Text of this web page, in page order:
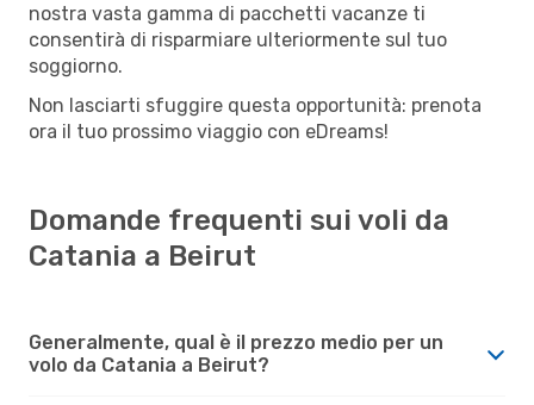
nostra vasta gamma di pacchetti vacanze ti
consentirà di risparmiare ulteriormente sul tuo
soggiorno.
Non lasciarti sfuggire questa opportunità: prenota
ora il tuo prossimo viaggio con eDreams!
Domande frequenti sui voli da
Catania a Beirut
Generalmente, qual è il prezzo medio per un
volo da Catania a Beirut?